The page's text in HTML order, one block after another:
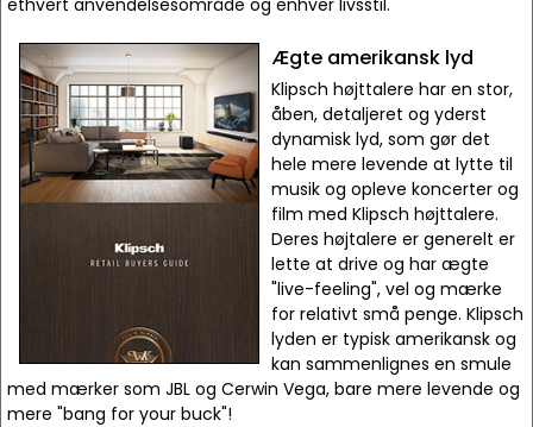
ethvert anvendelsesområde og enhver livsstil.
Ægte amerikansk lyd
Klipsch højttalere har en stor,
åben, detaljeret og yderst
dynamisk lyd, som gør det
hele mere levende at lytte til
musik og opleve koncerter og
film med Klipsch højttalere.
Deres højtalere er generelt er
lette at drive og har ægte
"live-feeling", vel og mærke
for relativt små penge. Klipsch
lyden er typisk amerikansk og
kan sammenlignes en smule
med mærker som JBL og Cerwin Vega, bare mere levende og
mere "bang for your buck"!